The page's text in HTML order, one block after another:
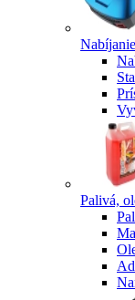
Nabíjanie
Palivá,